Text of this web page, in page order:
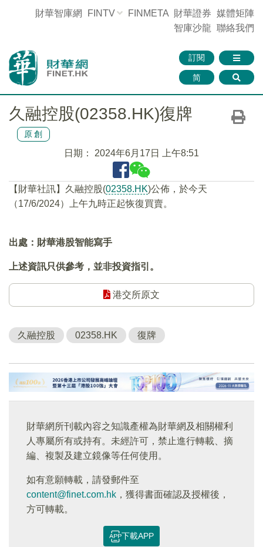
財華智庫網 FINTV FINMETA 財華證券 媒體矩陣
智庫沙龍 聯絡我們
訂閱
简
久融控股(02358.HK)復牌
原創
日期： 2024年6月17日 上午8:51
【財華社訊】久融控股(02358.HK)公佈，於今天
（17/6/2024）上午九時正起恢復買賣。
出處：財華港股智能寫手
上述資訊只供參考，並非投資指引。
港交所原文
久融控股 02358.HK 復牌
財華網所刊載內容之知識產權為財華網及相關權利
人專屬所有或持有。未經許可，禁止進行轉載、摘
編、複製及建立鏡像等任何使用。
如有意願轉載，請發郵件至
content@finet.com.hk ，獲得書面確認及授權後，
方可轉載。
下載APP